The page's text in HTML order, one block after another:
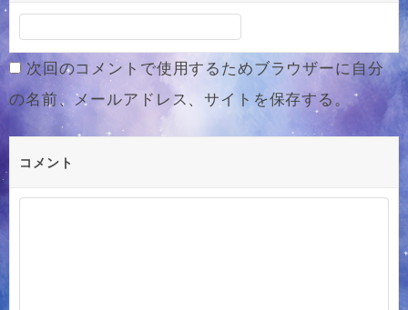
次回のコメントで使用するためブラウザーに自分
の名前、メールアドレス、サイトを保存する。
コメント